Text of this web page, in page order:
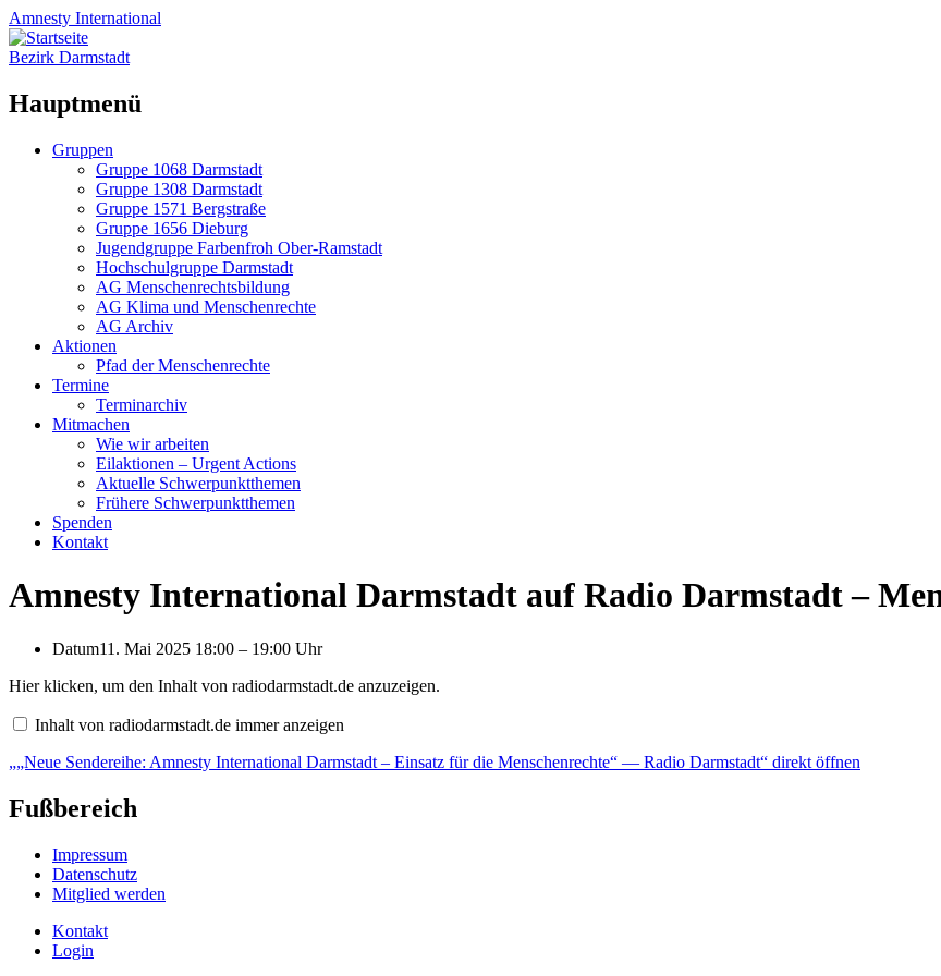
Amnesty International
Bezirk Darmstadt
Hauptmenü
Zum
Gruppen
Gruppe 1068 Darmstadt
Gruppe 1308 Darmstadt
Gruppe 1571 Bergstraße
Gruppe 1656 Dieburg
Jugendgruppe Farbenfroh Ober-Ramstadt
Hochschulgruppe Darmstadt
AG Menschenrechtsbildung
AG Klima und Menschenrechte
AG Archiv
Aktionen
Pfad der Menschenrechte
Termine
Terminarchiv
Mitmachen
Wie wir arbeiten
Eilaktionen – Urgent Actions
Aktuelle Schwerpunktthemen
Frühere Schwerpunktthemen
Spenden
Kontakt
Amnesty International Darmstadt auf Radio Darmstadt –
Datum11. Mai 2025 18:00 – 19:00 Uhr
„„Neue
Amnesty
International
–
für
die
Radio
Darmstadt“
anzeigen
Hier klicken, um den Inhalt von radiodarmstadt.de anzuzeigen.
Inhalt von radiodarmstadt.de immer anzeigen
„„Neue Sendereihe: Amnesty International Darmstadt – Einsatz für die Menschenrechte“ — Radio Darmstadt“ direkt öffnen
Fußbereich
Impressum
Datenschutz
Mitglied werden
Kontakt
Login